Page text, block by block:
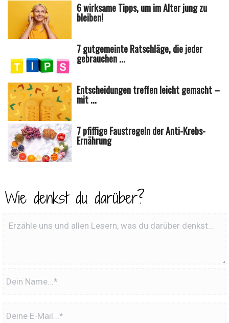
6 wirksame Tipps, um im Alter jung zu
bleiben!
7 gutgemeinte Ratschläge, die jeder
gebrauchen ...
Entscheidungen treffen leicht gemacht –
mit ...
7 pfiffige Faustregeln der Anti-Krebs-
Ernährung
Wie denkst du darüber?